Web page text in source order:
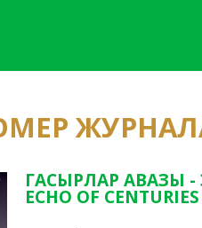
ГАСЫРЛАР АВАЗЫ -
ECHO OF